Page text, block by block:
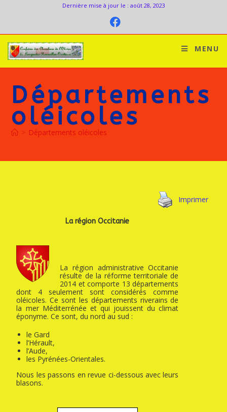
Dernière mise à jour le : août 28, 2023
MENU
Départements
oléicoles
> Départements oléicoles
Imprimer
La région Occitanie
La région administrative Occitanie
résulte de la réforme territoriale de
2014 et comporte 13 départements
dont 4 seulement sont considérés comme
oléicoles. Ce sont les départements riverains de
la mer Méditerrénée et qui jouissent du climat
éponyme. Ce sont, du nord au sud :
le Gard
l’Hérault,
l’Aude,
les Pyrénées-Orientales.
Nous les passons en revue ci-dessous avec leurs
blasons.